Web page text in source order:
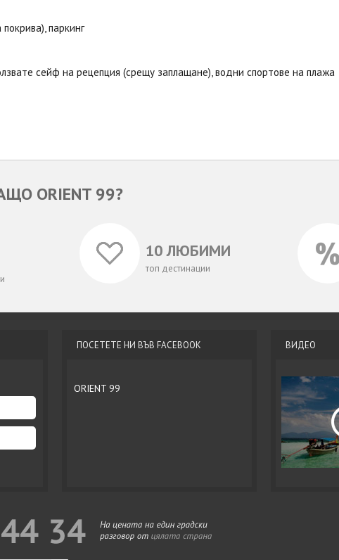
паркинг
сейф на рецепция (срещу заплащане), водни спортове на плажа
ORIENT 99?
10 ЛЮБИМИ
топ дестинации
ПОСЕТЕТЕ НИ ВЪВ FACEBOOK
ORIENT 99
ВИДЕО